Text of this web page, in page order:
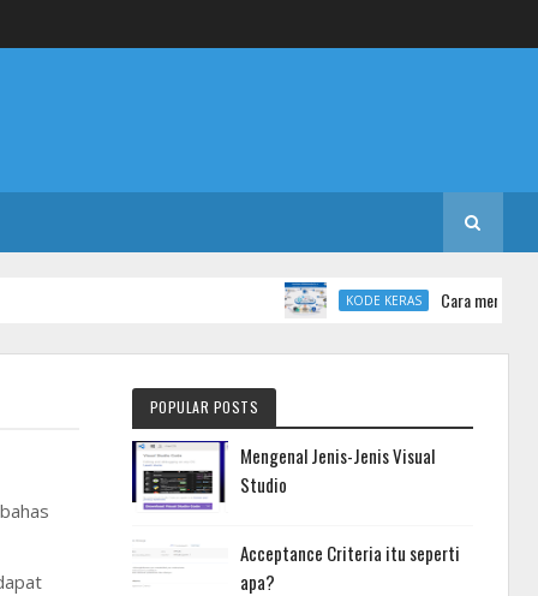
KODE KERAS Cara merancang
POPULAR POSTS
Mengenal Jenis-Jenis Visual
Studio
Acceptance Criteria itu seperti
apa?